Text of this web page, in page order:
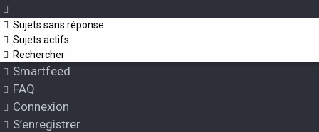
Sujets sans réponse
Sujets actifs
Rechercher
Smartfeed
FAQ
Connexion
S’enregistrer